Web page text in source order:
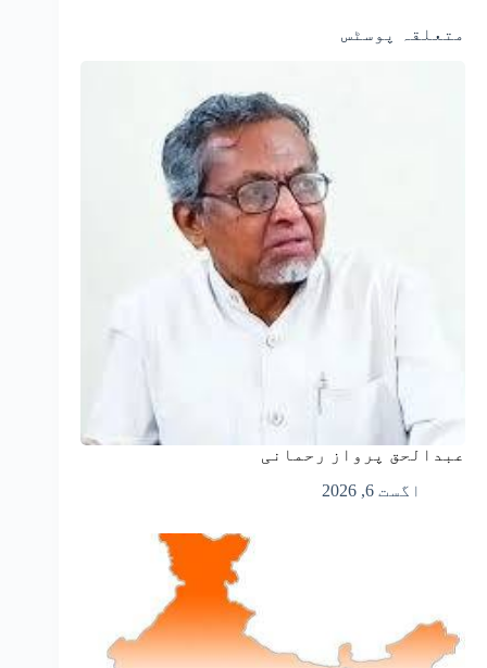
متعلقہ پوسٹس
عبدالحق پرواز رحمانی
اگست 6, 2026